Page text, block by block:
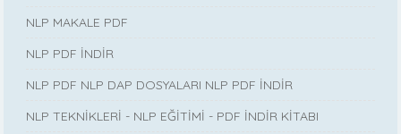
NLP MAKALE PDF
NLP PDF İNDİR
NLP PDF NLP DAP DOSYALARI NLP PDF İNDİR
NLP TEKNİKLERİ - NLP EĞİTİMİ - PDF İNDİR KİTABI